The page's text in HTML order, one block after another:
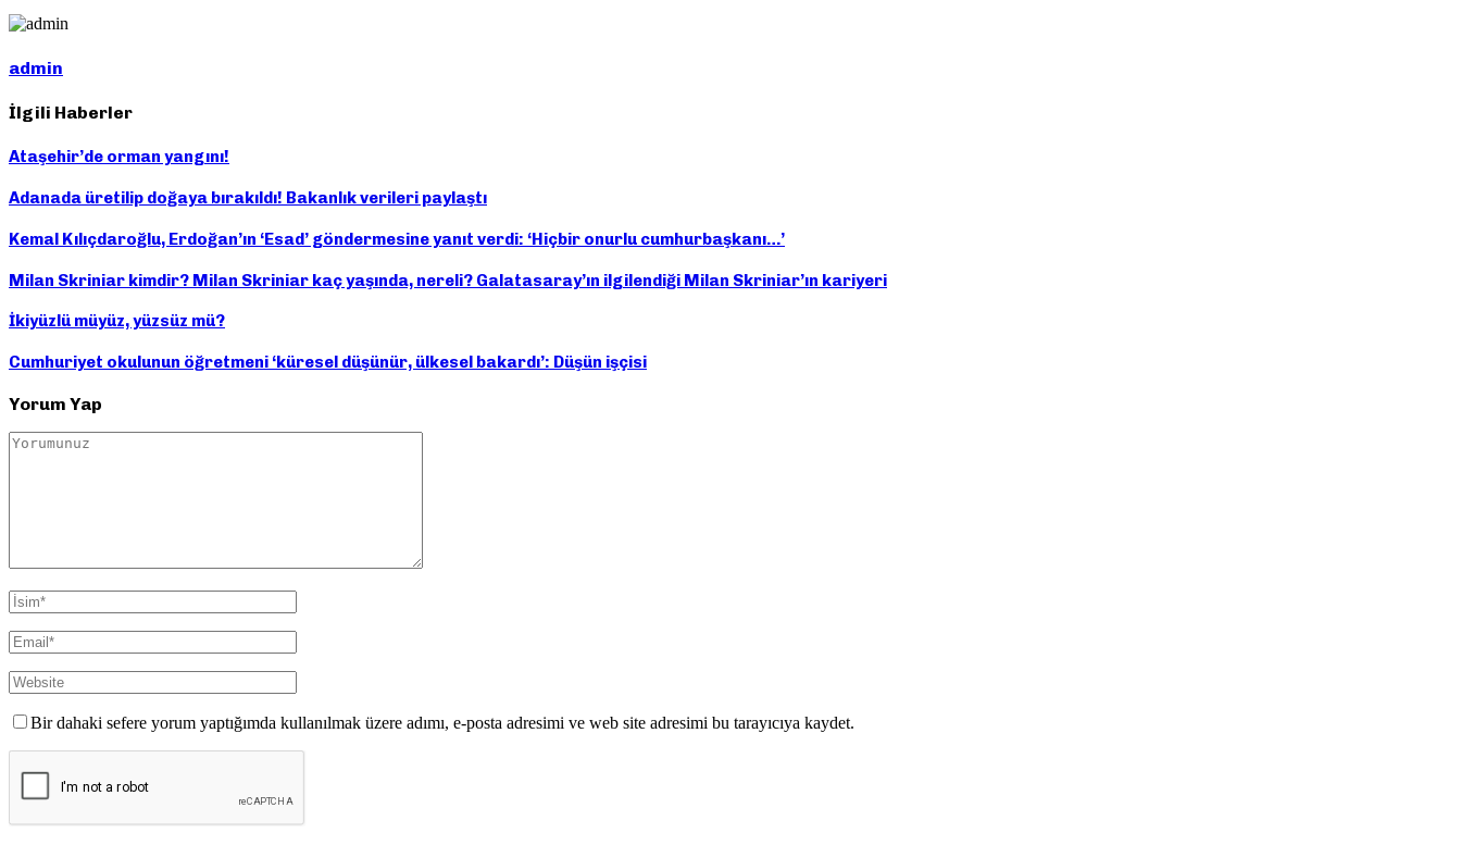
admin
İlgili Haberler
Ataşehir’de orman yangını!
Adanada üretilip doğaya bırakıldı! Bakanlık verileri paylaştı
Kemal Kılıçdaroğlu, Erdoğan’ın ‘Esad’ göndermesine yanıt verdi: ‘Hiçbir onurlu cumhurbaşkanı…’
Milan Skriniar kimdir? Milan Skriniar kaç yaşında, nereli? Galatasaray’ın ilgilendiği Milan Skriniar’ın kariyeri
İkiyüzlü müyüz, yüzsüz mü?
Cumhuriyet okulunun öğretmeni ‘küresel düşünür, ülkesel bakardı’: Düşün işçisi
Yorum Yap
Bir dahaki sefere yorum yaptığımda kullanılmak üzere adımı, e-posta adresimi ve web site adresimi bu tarayıcıya kaydet.